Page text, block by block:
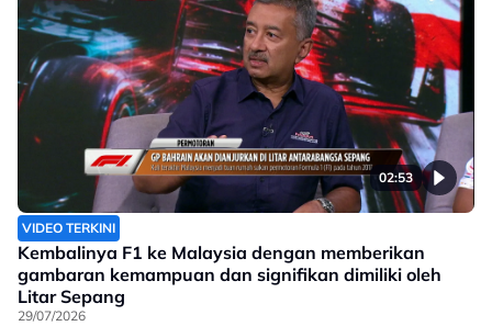
02:53
VIDEO TERKINI
Kembalinya F1 ke Malaysia dengan memberikan
gambaran kemampuan dan signifikan dimiliki oleh
Litar Sepang
29/07/2026